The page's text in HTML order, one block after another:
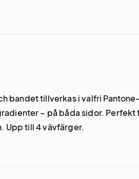
bandet tillverkas i valfri
– på båda sidor. Perfekt
Upp till 4 vävfärger.